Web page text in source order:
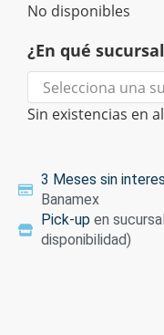
No disponibles
¿En qué
Sin existencias en
3 Meses sin
Banamex
Pick-up en
disponibilidad)